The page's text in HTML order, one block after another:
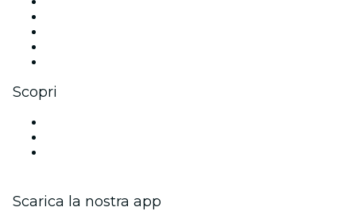
Scopri
Scarica la nostra app